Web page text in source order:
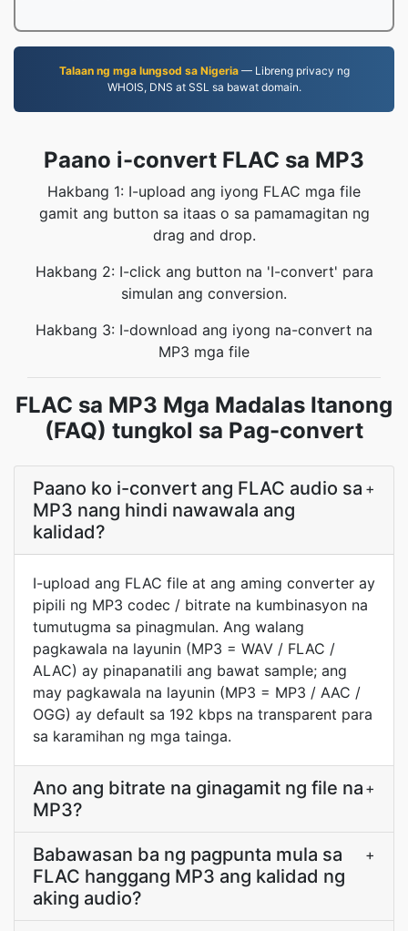
Talaan ng mga lungsod sa Nigeria— Libreng privacy ng
WHOIS, DNS at SSL sa bawat domain.
Paano i-convert FLAC sa MP3
Hakbang 1: I-upload ang iyong FLAC mga file
gamit ang button sa itaas o sa pamamagitan ng
drag and drop.
Hakbang 2: I-click ang button na 'I-convert' para
simulan ang conversion.
Hakbang 3: I-download ang iyong na-convert na
MP3 mga file
FLAC sa MP3 Mga Madalas Itanong
(FAQ) tungkol sa Pag-convert
Paano ko i-convert ang FLAC audio sa
MP3 nang hindi nawawala ang
kalidad?
+
I-upload ang FLAC file at ang aming converter ay
pipili ng MP3 codec / bitrate na kumbinasyon na
tumutugma sa pinagmulan. Ang walang
pagkawala na layunin (MP3 = WAV / FLAC /
ALAC) ay pinapanatili ang bawat sample; ang
may pagkawala na layunin (MP3 = MP3 / AAC /
OGG) ay default sa 192 kbps na transparent para
sa karamihan ng mga tainga.
Ano ang bitrate na ginagamit ng file na
MP3?
+
Babawasan ba ng pagpunta mula sa
FLAC hanggang MP3 ang kalidad ng
aking audio?
+